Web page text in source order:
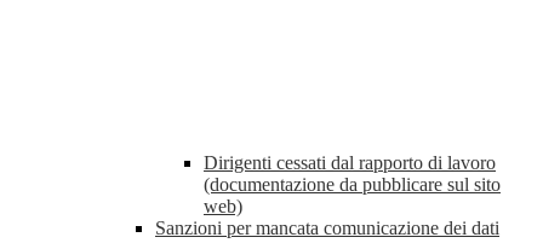
Dirigenti cessati dal rapporto di lavoro
(documentazione da pubblicare sul sito
web)
Sanzioni per mancata comunicazione dei dati